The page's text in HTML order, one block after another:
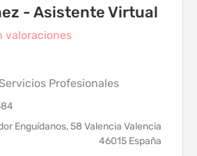
- Asistente Virtual
valoraciones
Profesionales
Enguídanos, 58 Valencia Valencia
46015 España